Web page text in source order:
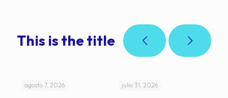
This is the title
agosto 7, 2026 julio 31, 2026